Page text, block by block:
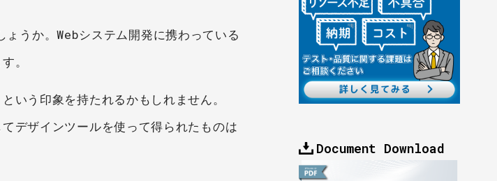
うか。Webシステム開発に携わっている
。
いう印象を持たれるかもしれません。
デザインツールを使って得られたものは
Document Download